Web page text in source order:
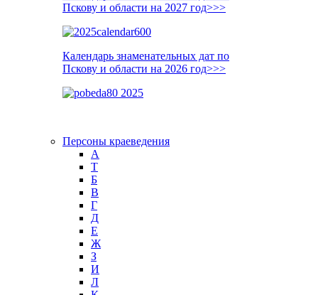
Пскову и области на 2027 год>>>
Календарь знаменательных дат по
Пскову и области на 2026 год>>>
Персоны краеведения
А
T
Б
В
Г
Д
Е
Ж
З
И
Л